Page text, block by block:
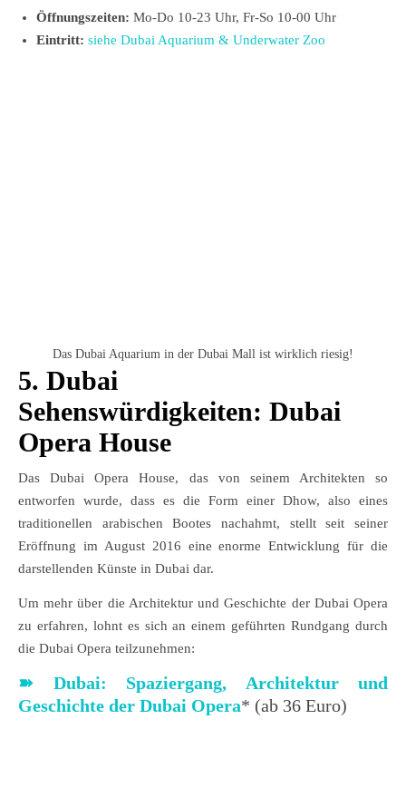
Öffnungszeiten: Mo-Do 10-23 Uhr, Fr-So 10-00 Uhr
Eintritt: siehe Dubai Aquarium & Underwater Zoo
Das Dubai Aquarium in der Dubai Mall ist wirklich riesig!
5. Dubai
Sehenswürdigkeiten: Dubai
Opera House
Das Dubai Opera House, das von seinem Architekten so
entworfen wurde, dass es die Form einer Dhow, also eines
traditionellen arabischen Bootes nachahmt, stellt seit seiner
Eröffnung im August 2016 eine enorme Entwicklung für die
darstellenden Künste in Dubai dar.
Um mehr über die Architektur und Geschichte der Dubai Opera
zu erfahren, lohnt es sich an einem geführten Rundgang durch
die Dubai Opera teilzunehmen:
➽ Dubai: Spaziergang, Architektur und
Geschichte der Dubai Opera* (ab 36 Euro)